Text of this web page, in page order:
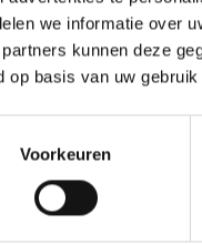
we informatie over
kunnen deze
basis van uw
Voorkeuren
vacature